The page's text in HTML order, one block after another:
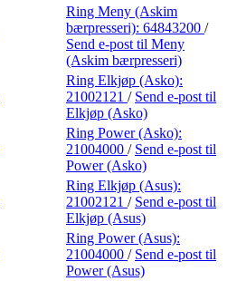
Ring Meny (Askim
bærpresseri): 64843200 /
Send e-post til Meny
(Askim bærpresseri)
Ring Elkjøp (Asko):
21002121 / Send e-post til
Elkjøp (Asko)
Ring Power (Asko):
21004000 / Send e-post til
Power (Asko)
Ring Elkjøp (Asus):
21002121 / Send e-post til
Elkjøp (Asus)
Ring Power (Asus):
21004000 / Send e-post til
Power (Asus)